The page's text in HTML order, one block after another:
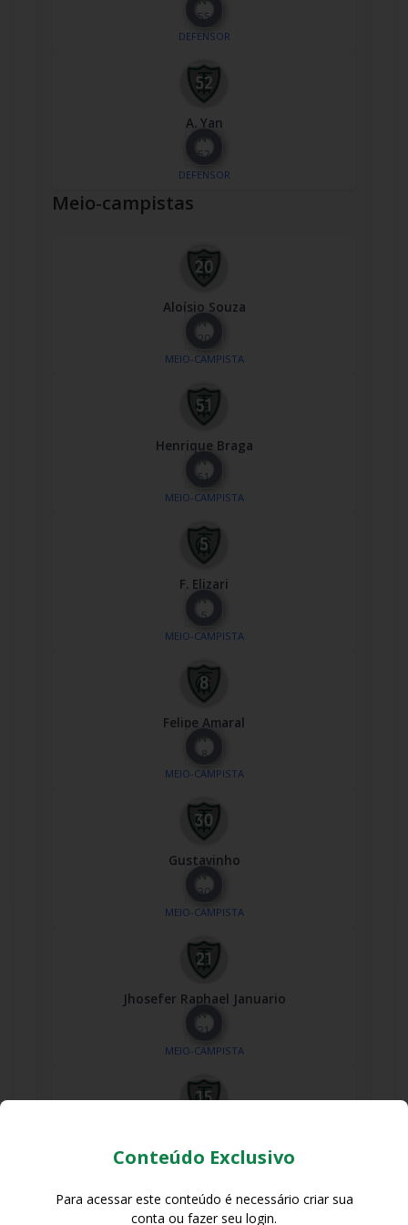
55
DEFENSOR
A. Yan
Nº
52
DEFENSOR
Meio-campistas
Aloísio Souza
Nº
20
MEIO-CAMPISTA
Henrique Braga
Nº
51
MEIO-CAMPISTA
F. Elizari
Nº
5
MEIO-CAMPISTA
Felipe Amaral
Nº
8
MEIO-CAMPISTA
Gustavinho
Nº
30
MEIO-CAMPISTA
Jhosefer Raphael Januario
Nº
21
MEIO-CAMPISTA
Nº
15
Conteúdo Exclusivo
Para acessar este conteúdo é necessário criar sua
conta ou fazer seu login.